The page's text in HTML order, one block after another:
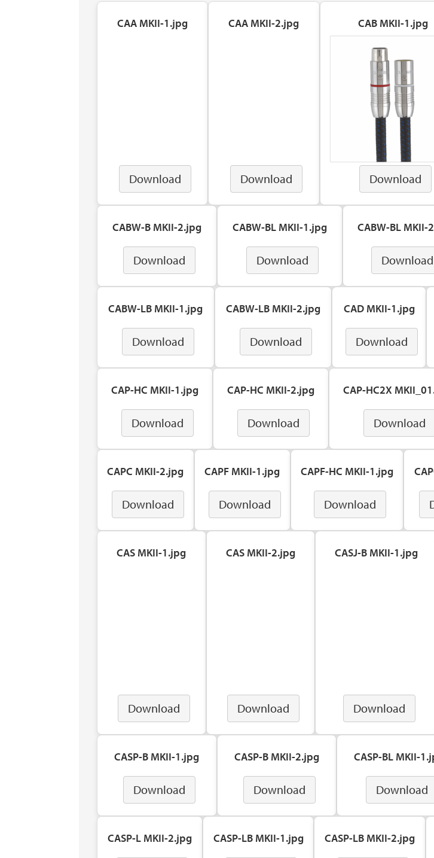
CAA MKII-1.jpg
Download
CAA MKII-2.jpg
Download
CAB MKII-1.jpg
Download
CABW-B MKII-2.jpg
Download
CABW-BL MKII-1.jpg
Download
CABW-BL MKII-
Download
CABW-LB MKII-1.jpg
Download
CABW-LB MKII-2.jpg
Download
CAD MKII-1.jpg
Download
CAP-HC MKII-1.jpg
Download
CAP-HC MKII-2.jpg
Download
CAP-HC2X
Download
CAPC MKII-2.jpg
Download
CAPF MKII-1.jpg
Download
CAPF-HC MKII-1.jpg
Download
CAS MKII-1.jpg
Download
CAS MKII-2.jpg
Download
CASJ-B MKII-1.jpg
Download
CASP-B MKII-1.jpg
Download
CASP-B MKII-2.jpg
Download
CASP-BL MKII-
Download
CASP-L MKII-2.jpg CASP-LB MKII-1.jpg CASP-LB MKII-2.jpg